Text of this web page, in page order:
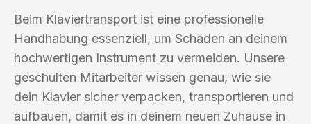
Beim Klaviertransport ist eine professionelle
Handhabung essenziell, um Schäden an deinem
hochwertigen Instrument zu vermeiden. Unsere
geschulten Mitarbeiter wissen genau, wie sie
dein Klavier sicher verpacken, transportieren und
aufbauen, damit es in deinem neuen Zuhause in